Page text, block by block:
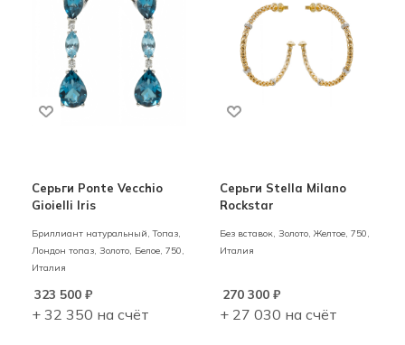
Серьги Ponte Vecchio
Gioielli Iris
Бриллиант натуральный, Топаз,
Лондон топаз, Золото, Белое, 750,
Италия
323 500 ₽
+ 32 350 на счёт
Серьги Stella Milano
Rockstar
Без вставок, Золото, Желтое, 750,
Италия
270 300₽
+ 27 030 на счёт